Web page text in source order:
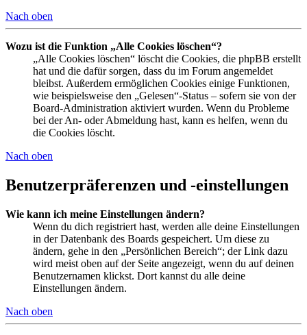
Nach oben
Wozu ist die Funktion „Alle Cookies löschen“?
„Alle Cookies löschen“ löscht die Cookies, die phpBB erstellt
hat und die dafür sorgen, dass du im Forum angemeldet
bleibst. Außerdem ermöglichen Cookies einige Funktionen,
wie beispielsweise den „Gelesen“-Status – sofern sie von der
Board-Administration aktiviert wurden. Wenn du Probleme
bei der An- oder Abmeldung hast, kann es helfen, wenn du
die Cookies löscht.
Nach oben
Benutzerpräferenzen und -einstellungen
Wie kann ich meine Einstellungen ändern?
Wenn du dich registriert hast, werden alle deine Einstellungen
in der Datenbank des Boards gespeichert. Um diese zu
ändern, gehe in den „Persönlichen Bereich“; der Link dazu
wird meist oben auf der Seite angezeigt, wenn du auf deinen
Benutzernamen klickst. Dort kannst du alle deine
Einstellungen ändern.
Nach oben